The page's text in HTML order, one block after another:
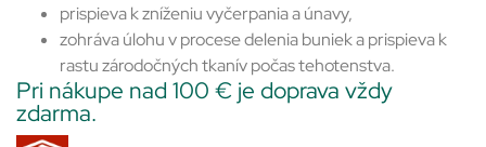
prispieva k zníženiu vyčerpania a únavy,
zohráva úlohu v procese delenia buniek a prispieva k
rastu zárodočných tkanív počas tehotenstva.
Pri nákupe nad 100 € je doprava vždy
zdarma.